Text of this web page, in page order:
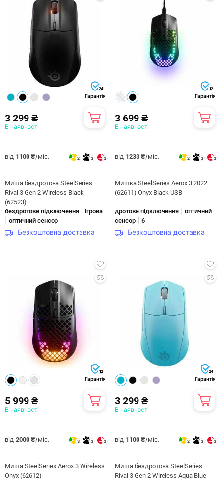
24
Гарантія
3 299 ₴
В наявності
від 1100 ₴/міс. 2 3 3
Миша бездротова SteelSeries
Rival 3 Gen 2 Wireless Black
(62523)
бездротове підключення
ігрова
оптичний сенсор
Безкоштовна доставка
12
Гарантія
3 699 ₴
В наявності
від 1233 ₴/міс. 2 3 3
Мишка SteelSeries Aerox 3 2022
(62611) Onyx Black USB
дротове підключення
оптичний
сенсор
6
Безкоштовна доставка
12
Гарантія
5 999 ₴
В наявності
від 2000 ₴/міс. 3 3 3
Миша SteelSeries Aerox 3 Wireless
Onyx (62612)
24
Гарантія
3 299 ₴
В наявності
від 1100 ₴/міс. 2 3 3
Миша бездротова SteelSeries
Rival 3 Gen 2 Wireless Aqua Blue